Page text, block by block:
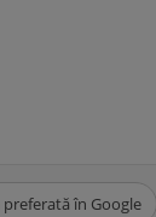
în Google